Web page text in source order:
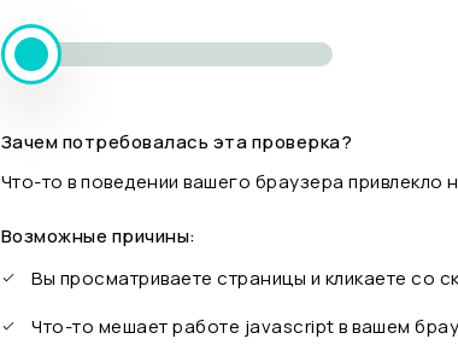
Зачем потребовалась эта проверка?
Что-то в поведении вашего браузера привлекло
Возможные причины:
Вы просматриваете страницы и кликаете
Что-то мешает работе javascript в вашем